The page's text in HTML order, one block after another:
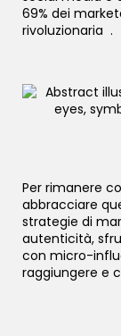
69% dei
rivoluzionaria .
Per rimanere
abbracciare
strategie di
autenticità,
con micro-
raggiungere e